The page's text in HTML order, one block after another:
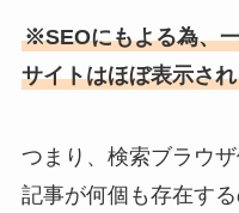
※SEOにもよる為、
サイトはほぼ表示さ
つまり、検索ブラウ
記事が何個も存在す